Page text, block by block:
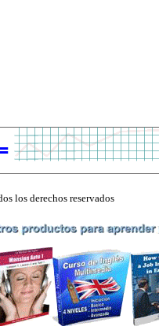
los derechos reservados